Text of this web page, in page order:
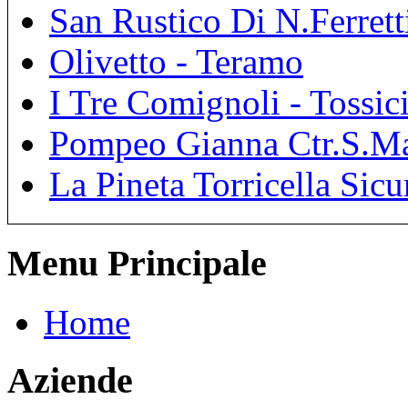
San Rustico Di
Olivetto - Teramo
I Tre Comignoli -
Pompeo Gianna
La Pineta Torricella
Menu Principale
Home
Aziende